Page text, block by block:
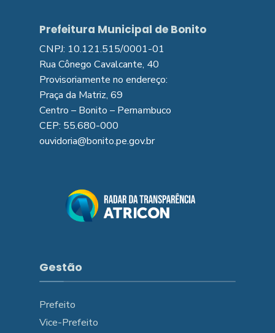
Prefeitura Municipal de Bonito
CNPJ: 10.121.515/0001-01
Rua Cônego Cavalcante, 40
Provisoriamente no endereço:
Praça da Matriz, 69
Centro – Bonito – Pernambuco
CEP: 55.680-000
ouvidoria@bonito.pe.gov.br
Gestão
Prefeito
Vice-Prefeito